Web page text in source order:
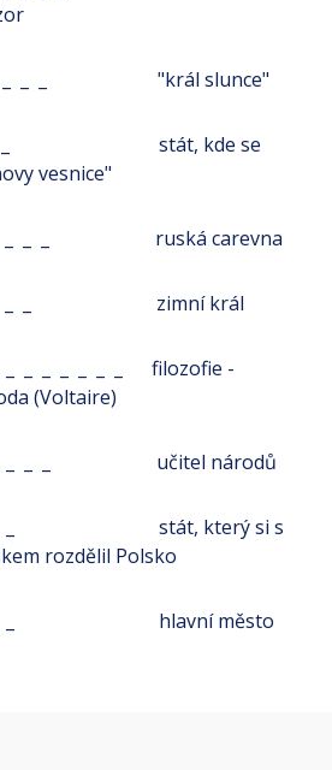
_ "král slunce"
_ stát, kde se
vesnice"
_ _ ruská carevna
_ _ zimní král
_ _ _ _ filozofie -
(Voltaire)
_ _ _ učitel národů
_ _ stát, který si s
rozdělil Polsko
_ _ hlavní město